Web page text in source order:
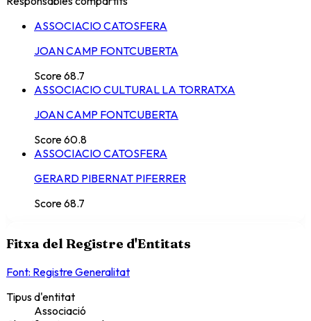
ASSOCIACIO CATOSFERA
JOAN CAMP FONTCUBERTA
Score68.7
ASSOCIACIO CULTURAL LA TORRATXA
JOAN CAMP FONTCUBERTA
Score60.8
ASSOCIACIO CATOSFERA
GERARD PIBERNAT PIFERRER
Score68.7
Fitxa del Registre d'Entitats
Font: Registre Generalitat
Tipus d'entitat
Associació